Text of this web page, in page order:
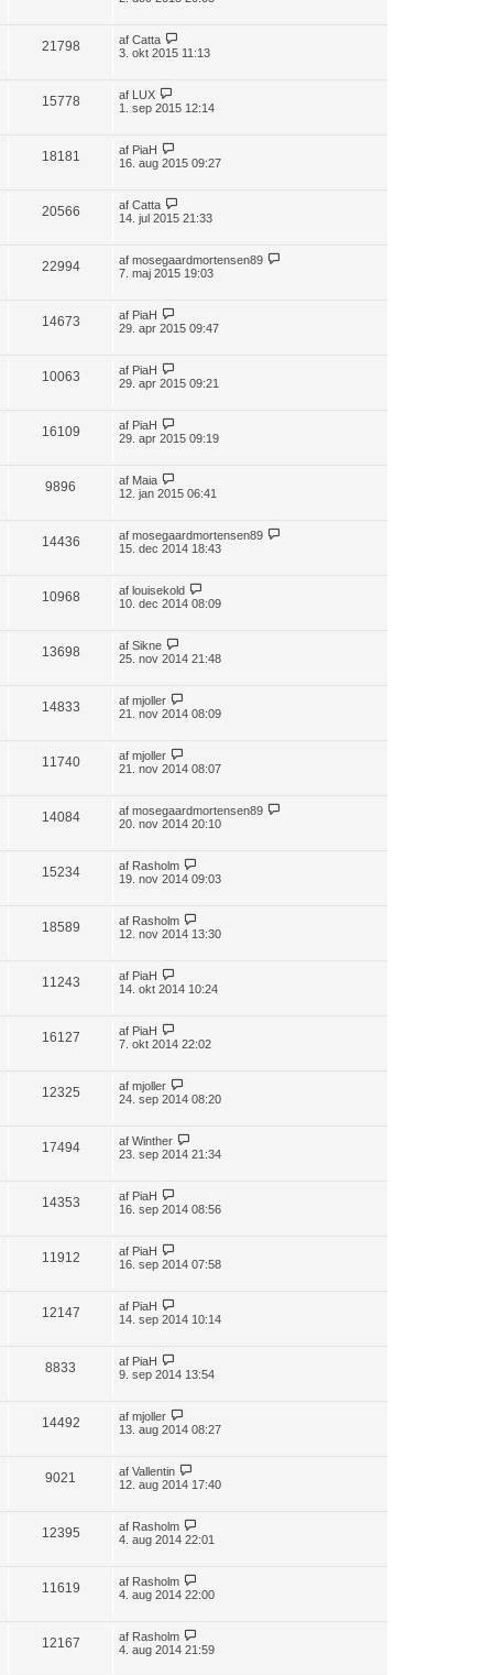
21798 af Catta
3. okt 2015 11:13
15778 af LUX
1. sep 2015 12:14
18181 af PiaH
16. aug 2015 09:27
20566 af Catta
14. jul 2015 21:33
22994 af mosegaardmortensen89
7. maj 2015 19:03
14673 af PiaH
29. apr 2015 09:47
10063 af PiaH
29. apr 2015 09:21
16109 af PiaH
29. apr 2015 09:19
9896 af Maia
12. jan 2015 06:41
14436 af mosegaardmortensen89
15. dec 2014 18:43
10968 af louisekold
10. dec 2014 08:09
13698 af Sikne
25. nov 2014 21:48
14833 af mjoller
21. nov 2014 08:09
11740 af mjoller
21. nov 2014 08:07
14084 af mosegaardmortensen89
20. nov 2014 20:10
15234 af Rasholm
19. nov 2014 09:03
18589 af Rasholm
12. nov 2014 13:30
11243 af PiaH
14. okt 2014 10:24
16127 af PiaH
7. okt 2014 22:02
12325 af mjoller
24. sep 2014 08:20
17494 af Winther
23. sep 2014 21:34
14353 af PiaH
16. sep 2014 08:56
11912 af PiaH
16. sep 2014 07:58
12147 af PiaH
14. sep 2014 10:14
8833 af PiaH
9. sep 2014 13:54
14492 af mjoller
13. aug 2014 08:27
9021 af Vallentin
12. aug 2014 17:40
12395 af Rasholm
4. aug 2014 22:01
11619 af Rasholm
4. aug 2014 22:00
12167 af Rasholm
4. aug 2014 21:59